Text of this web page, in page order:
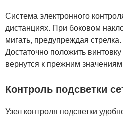
Система электронного
дистанциях. При боковом
мигать, предупреждая
Достаточно положить
вернутся к прежним значениям.
Контроль подсветки
Узел контроля подсветки